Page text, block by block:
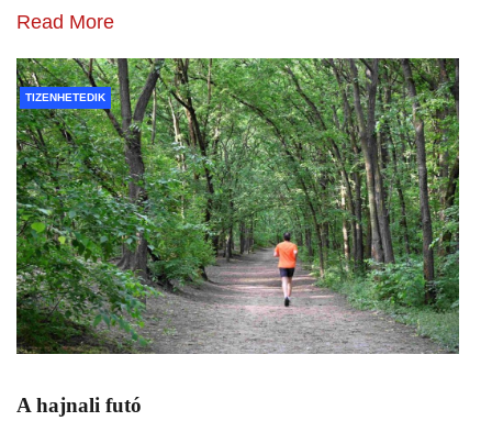
Read More
TIZENHETEDIK
A hajnali futó